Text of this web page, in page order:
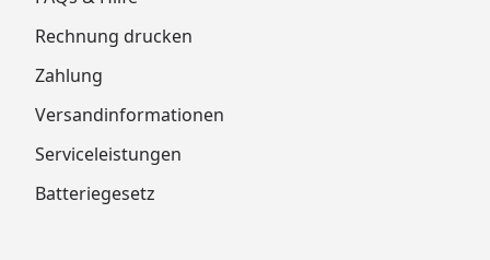
Rechnung drucken
Zahlung
Versandinformationen
Serviceleistungen
Batteriegesetz